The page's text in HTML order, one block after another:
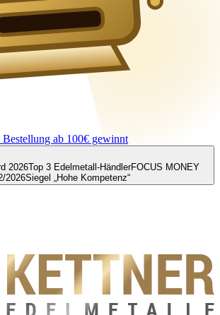
Bestellung ab 100€ gewinnt
2026Top 3 Edelmetall-HändlerFOCUS MONEY
2026Siegel „Hohe Kompetenz“